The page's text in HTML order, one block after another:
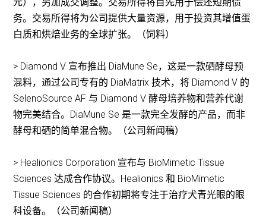
务。交易所得将为公司提供大量资源，用于投资其增值蛋
白质和烘焙业务的全球扩张。（饲料）
> Diamond V 宣布推出 DiaMune Se，这是一款硒酵母预
混料，通过公司专有的 DiaMatrix 技术，将 Diamond V 的
SelenoSource AF 与 Diamond V 酵母培养物和营养代谢
物完美结合。DiaMune Se 是一款完全发酵的产品，而非
酵母和硒的简单混合物。（公司新闻稿）
> Healionics Corporation 宣布与 BioMimetic Tissue
Sciences 达成合作协议。Healionics 和 BioMimetic
Tissue Sciences 的合作初期将专注于治疗犬青光眼的眼
科设备。（公司新闻稿）